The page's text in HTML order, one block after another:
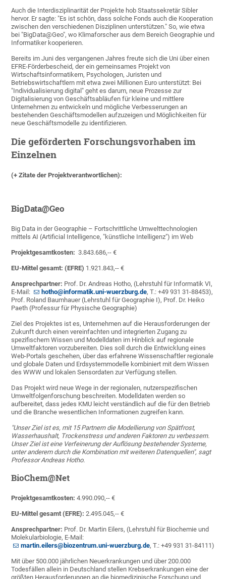
Auch die Interdisziplinarität der Projekte hob Staatssekretär Sibler
hervor. Er sagte: "Es ist schön, dass solche Fonds auch die Kooperation
zwischen den verschiedenen Disziplinen unterstützen." So, wie etwa
bei "BigData@Geo", wo Klimaforscher aus dem Bereich Geographie und
Informatiker kooperieren.
Bereits im Juni des vergangenen Jahres freute sich die Uni über einen
EFRE-Förderbescheid, der ein gemeinsames Projekt von
Wirtschaftsinformatikern, Psychologen, Juristen und
Betriebswirtschaftlern mit etwa zwei Millionen Euro unterstützt: Bei
"Individualisierung digital" geht es darum, neue Prozesse zur
Digitalisierung von Geschäftsabläufen für kleine und mittlere
Unternehmen zu entwickeln und mögliche Verbesserungen an
bestehenden Geschäftsmodellen aufzuzeigen und Möglichkeiten für
neue Geschäftsmodelle zu identifizieren.
Die geförderten Forschungsvorhaben im
Einzelnen
(+ Zitate der Projektverantwortlichen):
BigData@Geo
Big Data in der Geographie – Fortschrittliche Umwelttechnologien
mittels AI (Artificial Intelligence, "künstliche Intelligenz") im Web
Projektgesamtkosten: 3.843.686,-- €
EU-Mittel gesamt: (EFRE) 1.921.843,-- €
Ansprechpartner: Prof. Dr. Andreas Hotho, (Lehrstuhl für Informatik VI,
E-Mail:
hotho@informatik.uni-wuerzburg.de, T.: +49 931 31-88453),
Prof. Roland Baumhauer (Lehrstuhl für Geographie I), Prof. Dr. Heiko
Paeth (Professur für Physische Geographie)
Ziel des Projektes ist es, Unternehmen auf die Herausforderungen der
Zukunft durch einen vereinfachten und integrierten Zugang zu
spezifischem Wissen und Modelldaten im Hinblick auf regionale
Umweltfaktoren vorzubereiten. Dies soll durch die Entwicklung eines
Web-Portals geschehen, über das erfahrene Wissenschaftler regionale
und globale Daten und Erdsystemmodelle kombiniert mit dem Wissen
des WWW und lokalen Sensordaten zur Verfügung stellen.
Das Projekt wird neue Wege in der regionalen, nutzerspezifischen
Umweltfolgenforschung beschreiten. Modelldaten werden so
aufbereitet, dass jedes KMU leicht verständlich auf die für den Betrieb
und die Branche wesentlichen Informationen zugreifen kann.
"Unser Ziel ist es, mit 15 Partnern die Modellierung von Spätfrost,
Wasserhaushalt, Trockenstress und anderen Faktoren zu verbessern.
Unser Ziel ist eine Verfeinerung der Auflösung bestehender Systeme,
unter anderem durch die Kombination mit weiteren Datenquellen", sagt
Professor Andreas Hotho.
BioChem@Net
Projektgesamtkosten:4.990.090,-- €
EU-Mittel gesamt (EFRE):2.495.045,-- €
Ansprechpartner: Prof. Dr. Martin Eilers, (Lehrstuhl für Biochemie und
Molekularbiologie, E-Mail:
martin.eilers@biozentrum.uni-wuerzburg.de, T.: +49 931 31-84111)
Mit über 500.000 jährlichen Neuerkrankungen und über 200.000
Todesfällen allein in Deutschland stellen Krebserkrankungen eine der
größten Herausforderungen an die biomedizinische Forschung und